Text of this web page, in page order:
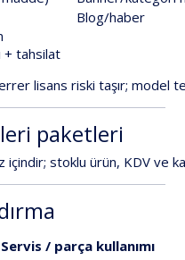
Blog/haber
+ tahsilat
lisans riski taşır; model
paketleri
içindir; stoklu ürün, KDV ve
Servis / parça kullanımı